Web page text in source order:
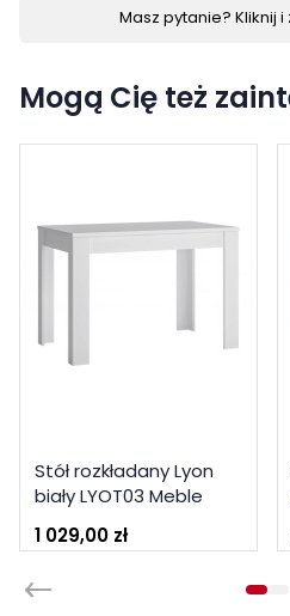
Masz pytanie? Kliknij
Mogą Cię też
Stół rozkładany Lyon
biały LYOT03 Meble
1 029,00 zł